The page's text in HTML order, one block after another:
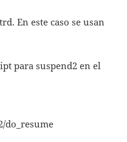
En este caso se usan
para suspend2 en el
do_resume